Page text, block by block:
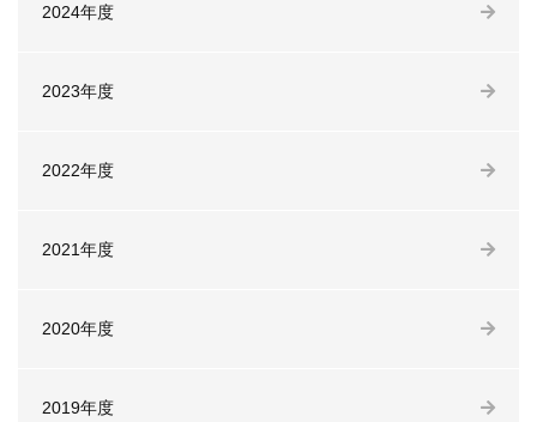
2024年度
2023年度
2022年度
2021年度
2020年度
2019年度